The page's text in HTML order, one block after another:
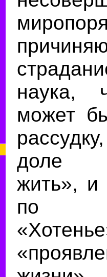
наука,
может
доле
жить», и
по